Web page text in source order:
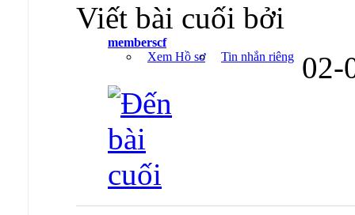
Viết bài cuối bởi
memberscf
Xem Hồ sơ
Tin nhắn riêng 02-